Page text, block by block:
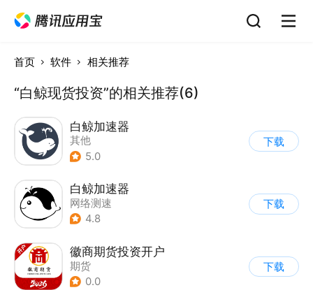
首页 软件 相关推荐
“白鲸现货投资”的相关推荐(6)
白鲸加速器
其他
5.0
下载
白鲸加速器
网络测速
4.8
下载
徽商期货投资开户
期货
0.0
下载